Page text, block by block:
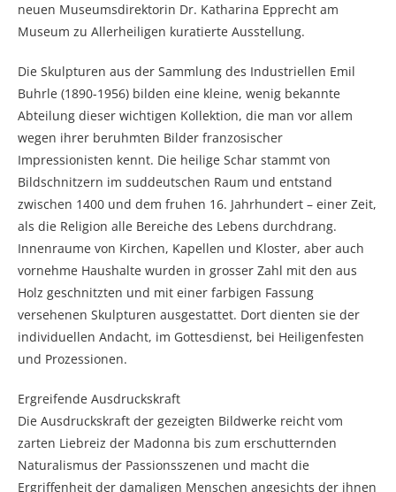
neuen Museumsdirektorin Dr. Katharina Epprecht am
Museum zu Allerheiligen kuratierte Ausstellung.
Die Skulpturen aus der Sammlung des Industriellen Emil
Buhrle (1890-1956) bilden eine kleine, wenig bekannte
Abteilung dieser wichtigen Kollektion, die man vor allem
wegen ihrer beruhmten Bilder franzosischer
Impressionisten kennt. Die heilige Schar stammt von
Bildschnitzern im suddeutschen Raum und entstand
zwischen 1400 und dem fruhen 16. Jahrhundert – einer Zeit,
als die Religion alle Bereiche des Lebens durchdrang.
Innenraume von Kirchen, Kapellen und Kloster, aber auch
vornehme Haushalte wurden in grosser Zahl mit den aus
Holz geschnitzten und mit einer farbigen Fassung
versehenen Skulpturen ausgestattet. Dort dienten sie der
individuellen Andacht, im Gottesdienst, bei Heiligenfesten
und Prozessionen.
Ergreifende Ausdruckskraft
Die Ausdruckskraft der gezeigten Bildwerke reicht vom
zarten Liebreiz der Madonna bis zum erschutternden
Naturalismus der Passionsszenen und macht die
Ergriffenheit der damaligen Menschen angesichts der ihnen